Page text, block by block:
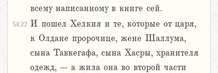
всему написанному в книге сей.
34:22 И пошел Хелкия и те, которые от царя,
к Олдане пророчице, жене Шаллума,
сына Тавкегафа, сына Хасры, хранителя
одежд, – а жила она во второй части